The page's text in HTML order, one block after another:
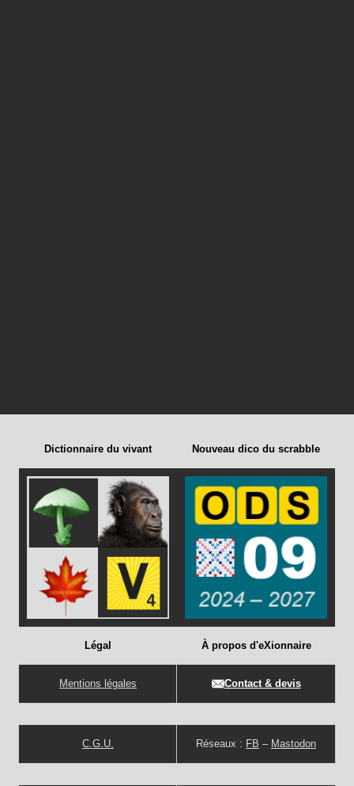
Dictionnaire du vivant Nouveau dico du scrabble
Légal
Mentions légales
C.G.U.
À propos d'eXionnaire
Contact & devis
Réseaux : FB – Mastodon